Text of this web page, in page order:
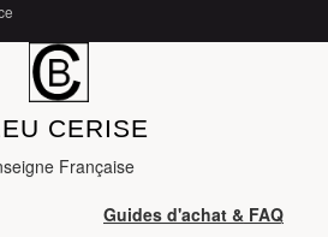
CERISE
Française
Guides d'achat & FAQ